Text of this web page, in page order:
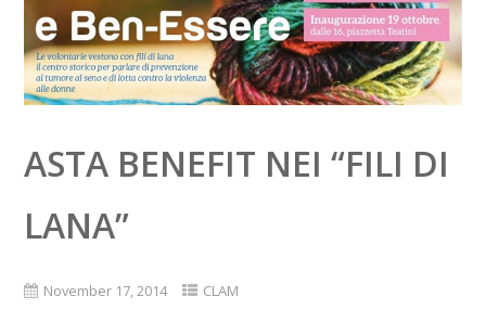
ASTA BENEFIT NEI “FILI DI
LANA”
November 17, 2014 CLAM